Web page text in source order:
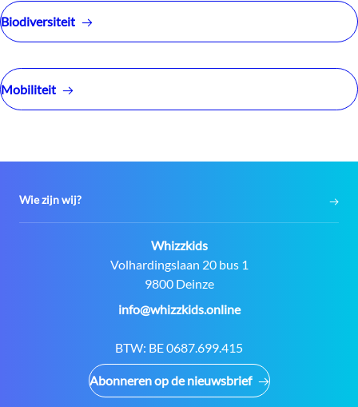
Biodiversiteit
Mobiliteit
Wie zijn wij?
Contact:
Whizzkids
Adres:
Volhardingslaan 20 bus 1
9800 Deinze
E-
info@whizzkids.online
BTW: BE 0687.699.415
Abonneren op de nieuwsbrief